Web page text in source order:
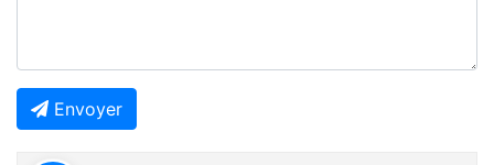
Envoyer